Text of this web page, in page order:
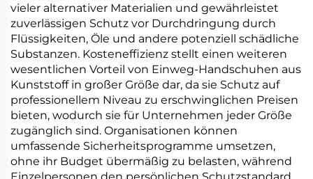
vieler alternativer Materialien und gewährleistet
zuverlässigen Schutz vor Durchdringung durch
Flüssigkeiten, Öle und andere potenziell schädliche
Substanzen. Kosteneffizienz stellt einen weiteren
wesentlichen Vorteil von Einweg-Handschuhen aus
Kunststoff in großer Größe dar, da sie Schutz auf
professionellem Niveau zu erschwinglichen Preisen
bieten, wodurch sie für Unternehmen jeder Größe
zugänglich sind. Organisationen können
umfassende Sicherheitsprogramme umsetzen,
ohne ihr Budget übermäßig zu belasten, während